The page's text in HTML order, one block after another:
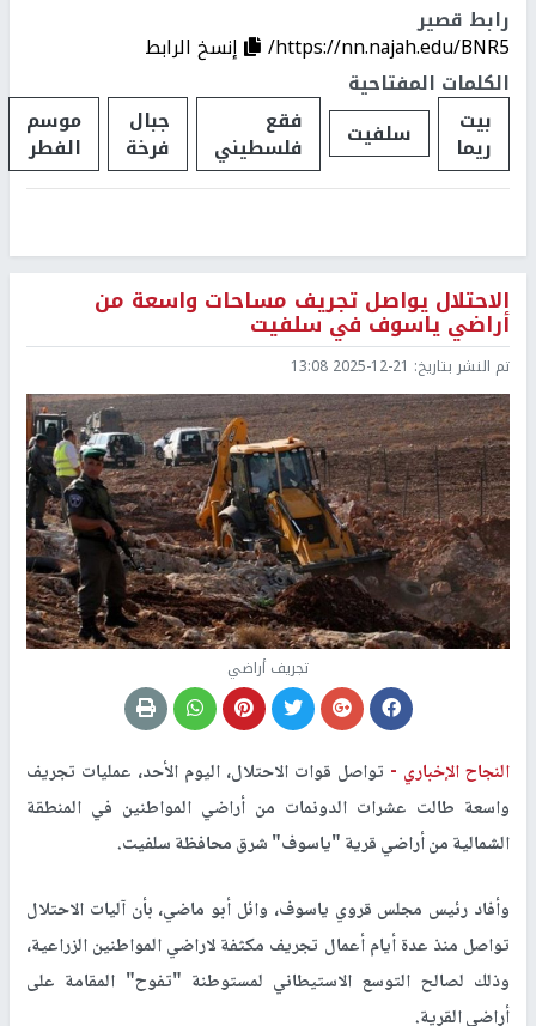
رابط قصير
https://nn.najah.edu/BNR5/
إنسخ الرابط
الكلمات المفتاحية
بيت
ريما سلفيت فقع
فلسطيني
جبال
فرخة
موسم
الفطر
الاحتلال يواصل تجريف مساحات واسعة من
أراضي ياسوف في سلفيت
تم النشر بتاريخ: 2025-12-21 13:08
تجريف أراضي
النجاح الإخباري - تواصل قوات الاحتلال، اليوم الأحد، عمليات تجريف
واسعة طالت عشرات الدونمات من أراضي المواطنين في المنطقة
الشمالية من أراضي قرية "ياسوف" شرق محافظة سلفيت.
وأفاد رئيس مجلس قروي ياسوف، وائل أبو ماضي، بأن آليات الاحتلال
تواصل منذ عدة أيام أعمال تجريف مكثفة لاراضي المواطنين الزراعية،
وذلك لصالح التوسع الاستيطاني لمستوطنة "تفوح" المقامة على
أراضي القرية.